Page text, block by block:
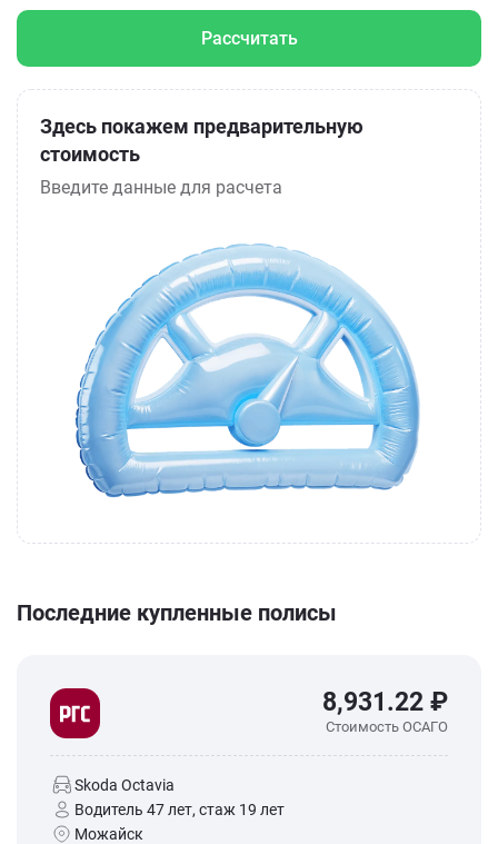
Рассчитать
Здесь покажем предварительную
стоимость
Введите данные для расчета
Последние купленные полисы
8,931.22 ₽
Стоимость ОСАГО
Skoda Octavia
Водитель 47 лет, стаж 19 лет
Можайск